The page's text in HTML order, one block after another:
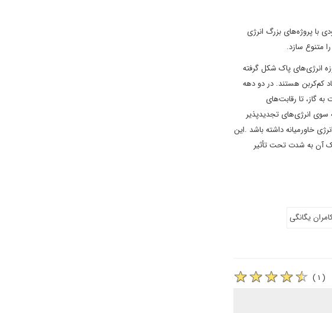
با پروژه‌های بزرگ انرژی
انرژی‌های پاک شکل گرفته
کم‌کربن هستند. در دو دهه
گاز، تا رقابت‌های
سوی انرژی‌های تجدیدپذیر
خاورمیانه داشته باشد .این
آن به شدت تحت تأثیر
یگانگی
( ۱ )